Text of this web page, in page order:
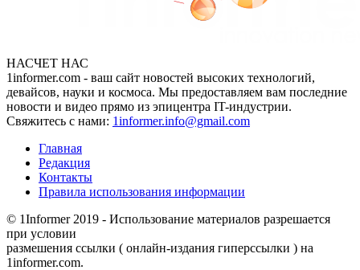
НАСЧЕТ НАС
1informer.com - ваш сайт новостей высоких технологий,
девайсов, науки и космоса. Мы предоставляем вам последние
новости и видео прямо из эпицентра IT-индустрии.
Свяжитесь с нами: 1informer.info@gmail.com
Главная
Редакция
Контакты
Правила использования информации
© 1Informer 2019 - Использование материалов разрешается
при условии
размешения ссылки ( онлайн-издания гиперссылки ) на
1informer.com.